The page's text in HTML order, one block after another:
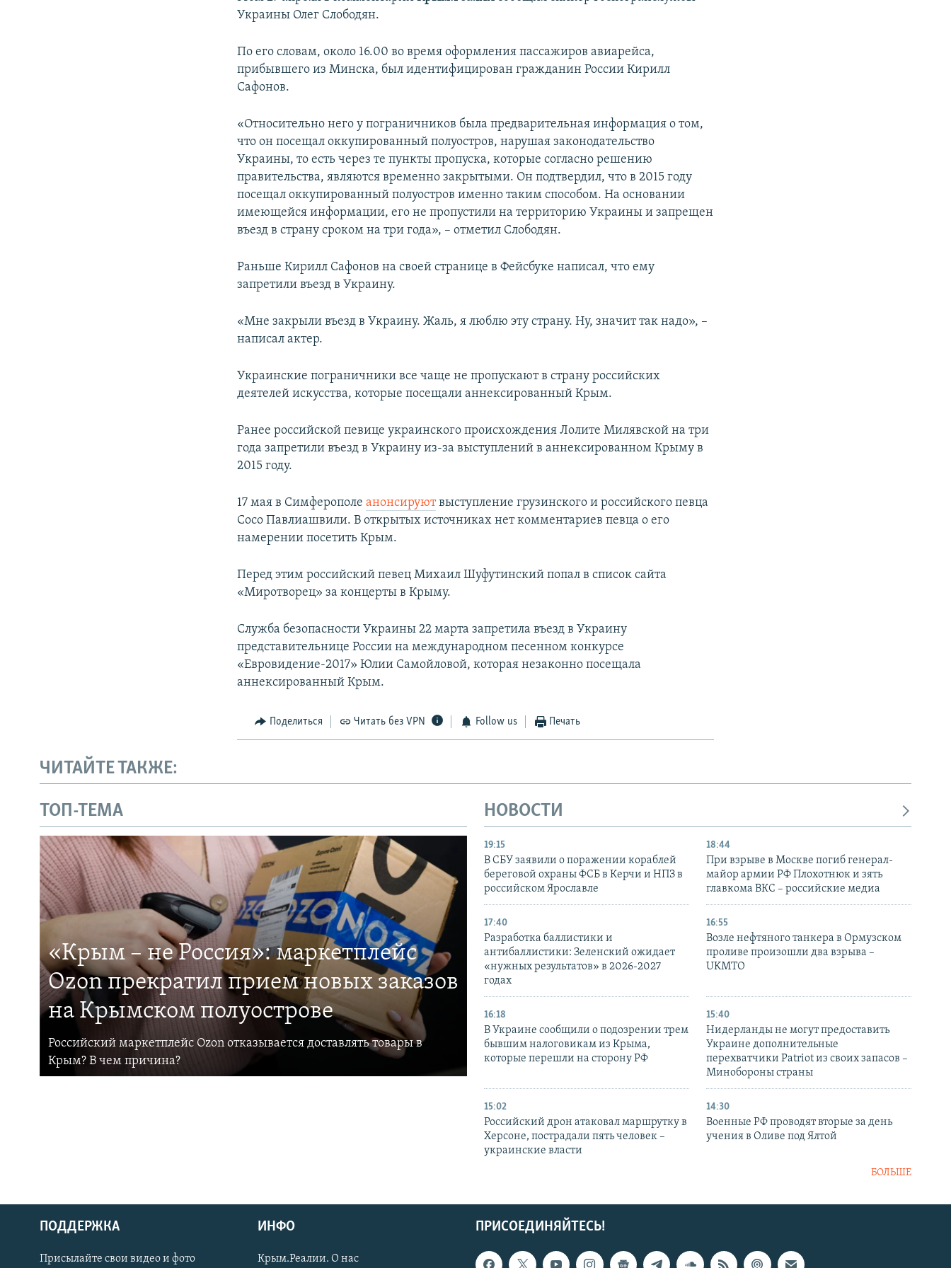
Українською
Украины Олег Слободян.
По его словам, около 16.00 во время оформления пассажиров авиарейса,
прибывшего из Минска, был идентифицирован гражданин России Кирилл
Сафонов.
«Относительно него у пограничников была предварительная информация о том,
что он посещал оккупированный полуостров, нарушая законодательство
Украины, то есть через те пункты пропуска, которые согласно решению
правительства, являются временно закрытыми. Он подтвердил, что в 2015 году
посещал оккупированный полуостров именно таким способом. На основании
имеющейся информации, его не пропустили на территорию Украины и запрещен
въезд в страну сроком на три года», – отметил Слободян.
Раньше Кирилл Сафонов на своей странице в Фейсбуке написал, что ему
запретили въезд в Украину.
«Мне закрыли въезд в Украину. Жаль, я люблю эту страну. Ну, значит так надо», –
написал актер.
Украинские пограничники все чаще не пропускают в страну российских
деятелей искусства, которые посещали аннексированный Крым.
Ранее российской певице украинского происхождения Лолите Милявской на три
года запретили въезд в Украину из-за выступлений в аннексированном Крыму в
2015 году.
17 мая в Симферополеанонсируютвыступление грузинского и российского певца
Сосо Павлиашвили. В открытых источниках нет комментариев певца о его
намерении посетить Крым.
Перед этим российский певец Михаил Шуфутинский попал в список сайта
«Миротворец» за концерты в Крыму.
Служба безопасности Украины 22 марта запретила въезд в Украину
представительнице России на международном песенном конкурсе
«Евровидение-2017» Юлии Самойловой, которая незаконно посещала
аннексированный Крым.
Поделиться Читать без VPN Follow us Печать
ЧИТАЙТЕ ТАКЖЕ:
ТОП-ТЕМА
«Крым – не Россия»: маркетплейс
Ozon прекратил прием новых заказов
на Крымском полуострове
Российский маркетплейс Ozon отказывается доставлять товары в
Крым? В чем причина?
НОВОСТИ
19:15
В СБУ заявили о поражении кораблей
береговой охраны ФСБ в Керчи и НПЗ в
российском Ярославле
18:44
При взрыве в Москве погиб генерал-
майор армии РФ Плохотнюк и зять
главкома ВКС – российские медиа
17:40
Разработка баллистики и
антибаллистики: Зеленский ожидает
«нужных результатов» в 2026-2027
годах
16:55
Возле нефтяного танкера в Ормузском
проливе произошли два взрыва –
UKMTO
16:18
В Украине сообщили о подозрении трем
бывшим налоговикам из Крыма,
которые перешли на сторону РФ
15:40
Нидерланды не могут предоставить
Украине дополнительные
перехватчики Patriot из своих запасов –
Минобороны страны
15:02
Российский дрон атаковал маршрутку в
Херсоне, пострадали пять человек –
украинские власти
14:30
Военные РФ проводят вторые за день
учения в Оливе под Ялтой
БОЛЬШЕ
ПРИСОЕДИНЯЙТЕСЬ!
ПОДДЕРЖКА
Присылайте свои видео и фото
ИНФО
Крым.Реалии. О нас